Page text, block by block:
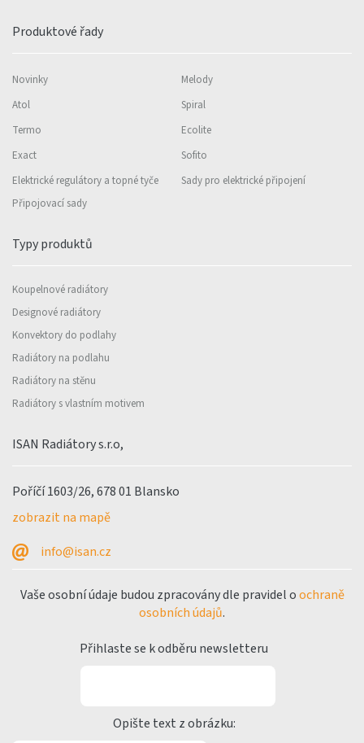
Produktové řady
Novinky
Melody
Atol
Spiral
Termo
Ecolite
Exact
Sofito
Elektrické regulátory a topné tyče
Sady pro elektrické připojení
Připojovací sady
Typy produktů
Koupelnové radiátory
Designové radiátory
Konvektory do podlahy
Radiátory na podlahu
Radiátory na stěnu
Radiátory s vlastním motivem
ISAN Radiátory s.r.o,
Poříčí 1603/26, 678 01 Blansko
zobrazit na mapě
info@isan.cz
Vaše osobní údaje budou zpracovány dle pravidel oochraně
osobních údajů.
Přihlaste se k odběru newsletteru
Opište text z obrázku: